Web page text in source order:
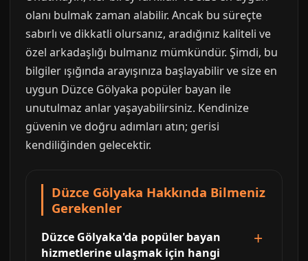
olanı bulmak zaman alabilir. Ancak bu süreçte
sabırlı ve dikkatli olursanız, aradığınız kaliteli ve
özel arkadaşlığı bulmanız mümkündür. Şimdi, bu
bilgiler ışığında arayışınıza başlayabilir ve size en
uygun Düzce Gölyaka popüler bayan ile
unutulmaz anlar yaşayabilirsiniz. Kendinize
güvenin ve doğru adımları atın; gerisi
kendiliğinden gelecektir.
Düzce Gölyaka Hakkında Bilmeniz
Gerekenler
Düzce Gölyaka'da popüler bayan
hizmetlerine ulaşmak için hangi